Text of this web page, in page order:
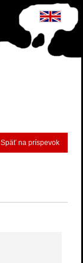
Späť na príspevok